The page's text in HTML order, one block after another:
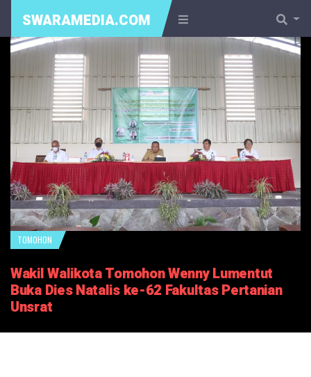
SWARAMEDIA.COM
TOMOHON
Wakil Walikota Tomohon Wenny Lumentut
Buka Dies Natalis ke-62 Fakultas Pertanian
Unsrat